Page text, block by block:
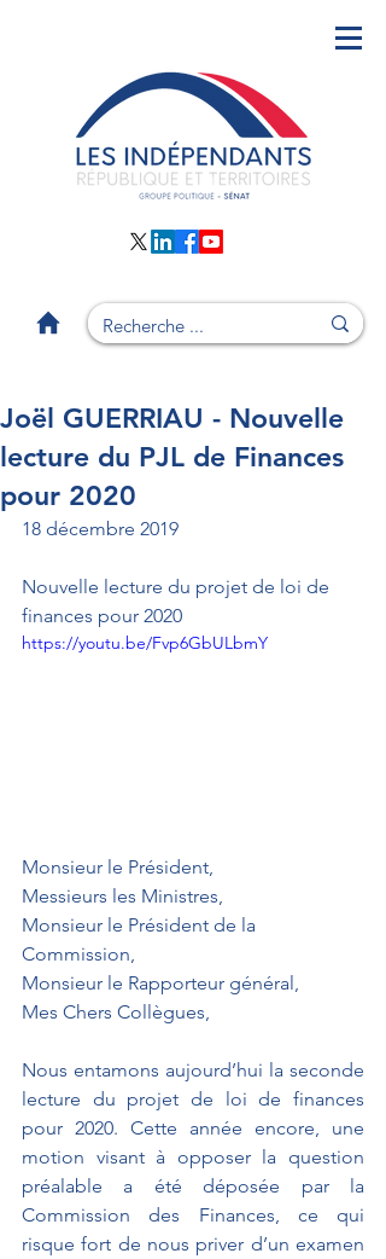
Joël GUERRIAU - Nouvelle
lecture du PJL de Finances
pour 2020
18 décembre 2019
Nouvelle lecture du projet de loi de
finances pour 2020
https://youtu.be/Fvp6GbULbmY
Monsieur le Président,
Messieurs les Ministres,
Monsieur le Président de la
Commission,
Monsieur le Rapporteur général,
Mes Chers Collègues,
Nous entamons aujourd’hui la seconde
lecture du projet de loi de finances
pour 2020. Cette année encore, une
motion visant à opposer la question
préalable a été déposée par la
Commission des Finances, ce qui
risque fort de nous priver d’un examen